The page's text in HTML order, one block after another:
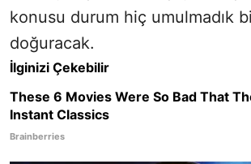
konusu durum hiç umulmadık
doğuracak.